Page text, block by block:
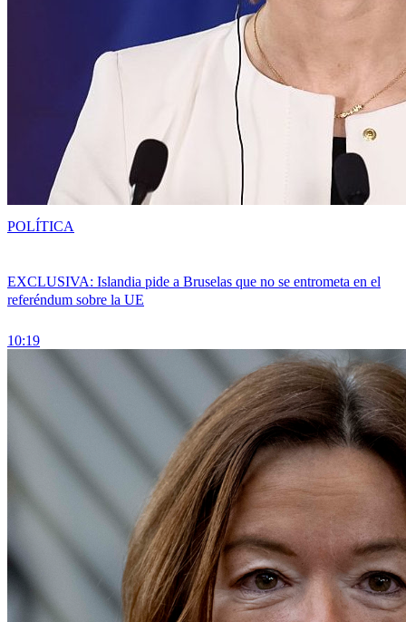
EXCLUSIVA: Islandia pide a Bruselas que no se entrometa en el
referéndum sobre la UE
10:19
POLÍTICA